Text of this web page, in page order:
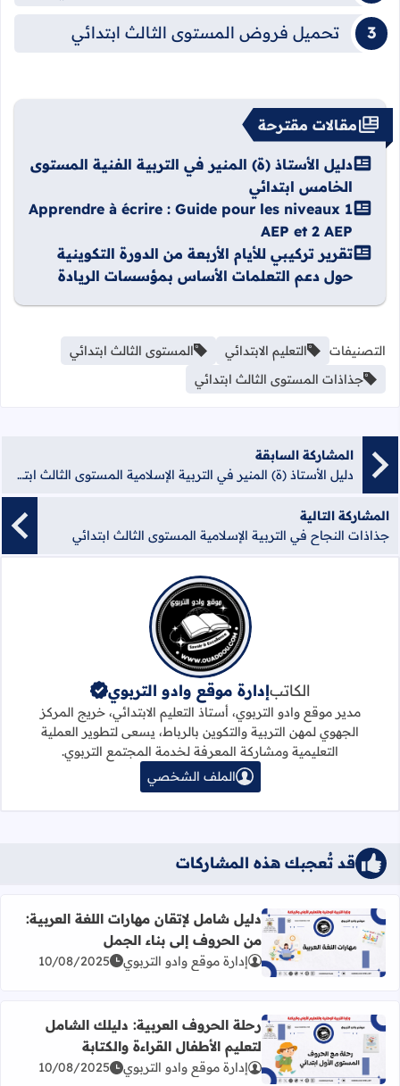
تحميل فروض المستوى الثالث ابتدائي
مقالات مقترحة
دليل الأستاذ (ة) المنير في التربية الفنية المستوى
الخامس ابتدائي
Apprendre à écrire : Guide pour les niveaux 1
AEP et 2 AEP
تقرير تركيبي للأيام الأربعة من الدورة التكوينية
حول دعم التعلمات الأساس بمؤسسات الريادة
التصنيفات التعليم الابتدائي
المستوى الثالث ابتدائي
جذاذات المستوى الثالث ابتدائي
المشاركة السابقة
دليل الأستاذ (ة) المنير في التربية الإسلامية المستوى الثالث ابتدائي
المشاركة التالية
جذاذات النجاح في التربية الإسلامية المستوى الثالث ابتدائي
الكاتبإدارة موقع وادو التربوي
مدير موقع وادو التربوي، أستاذ التعليم الابتدائي، خريج المركز
الجهوي لمهن التربية والتكوين بالرباط، يسعى لتطوير العملية
التعليمية ومشاركة المعرفة لخدمة المجتمع التربوي.
الملف الشخصي
قد تُعجبك هذه المشاركات
اقرأ المزيد عن دليل شامل لإتقان مهارات اللغة العربية: من
دليل شامل لإتقان مهارات اللغة العربية:
من الحروف إلى بناء الجمل
إدارة موقع وادو التربوي 10/08/2025
اقرأ المزيد عن رحلة الحروف العربية: دليلك الشامل لتعليم
رحلة الحروف العربية: دليلك الشامل
لتعليم الأطفال القراءة والكتابة
إدارة موقع وادو التربوي 10/08/2025